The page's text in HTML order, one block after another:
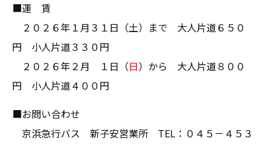
■運 賃
２０２６年１月３１日（土）まで 大人片道６５０
円 小人片道３３０円
２０２６年２月 １日（日）から 大人片道８００
円 小人片道４００円
■お問い合わせ
京浜急行バス 新子安営業所 TEL：０４５－４５３